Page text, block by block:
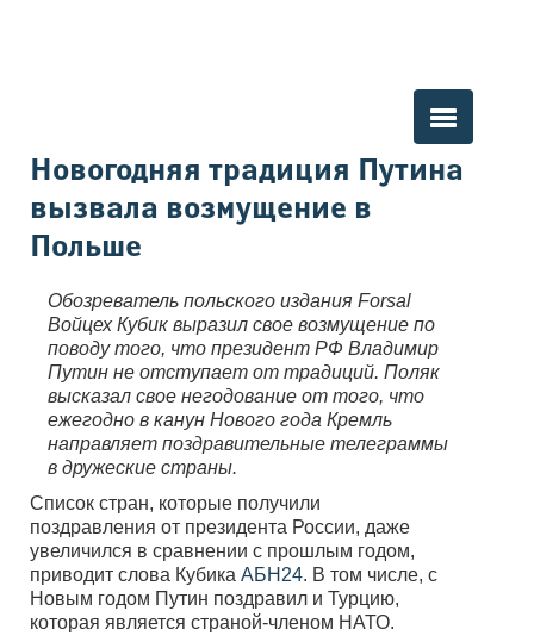
Вы здесь
Новогодняя традиция Путина
вызвала возмущение в
Польше
Обозреватель польского издания Forsal
Войцех Кубик выразил свое возмущение по
поводу того, что президент РФ Владимир
Путин не отступает от традиций. Поляк
высказал свое негодование от того, что
ежегодно в канун Нового года Кремль
направляет поздравительные телеграммы
в дружеские страны.
Список стран, которые получили
поздравления от президента России, даже
увеличился в сравнении с прошлым годом,
приводит слова Кубика АБН24. В том числе, с
Новым годом Путин поздравил и Турцию,
которая является страной-членом НАТО.